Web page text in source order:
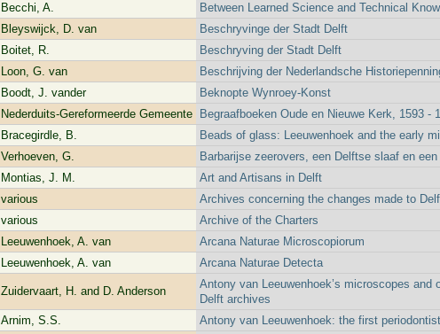
Becchi, A.
Between Learned Science and Technical
Bleyswijck, D. van
Beschryvinge der Stadt Delft
Boitet, R.
Beschryving der Stadt Delft
Loon, G. van
Beschrijving der Nederlandsche
Boodt, J. vander
Beknopte Wynroey-Konst
Nederduits-Gereformeerde Gemeente
Begraafboeken Oude en Nieuwe Kerk, 1593 -
Bracegirdle, B.
Beads of glass: Leeuwenhoek and the early
Verhoeven, G.
Barbarijse zeerovers, een Delftse slaaf en
Montias, J. M.
Art and Artisans in Delft
various
Archives concerning the changes made to
various
Archive of the Charters
Leeuwenhoek, A. van
Arcana Naturae Microscopiorum
Leeuwenhoek, A. van Arcana Naturae Detecta
Zuidervaart, H. and D. Anderson
Antony van Leeuwenhoek’s microscopes
Delft archives
Arnim, S.S.
Antony van Leeuwenhoek: the first periodontist